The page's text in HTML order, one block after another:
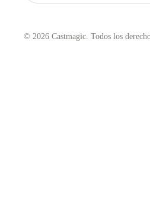
© 2026 Castmagic. Todos los